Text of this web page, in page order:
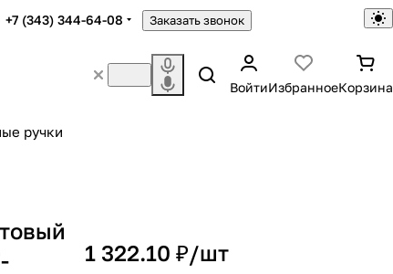
+7 (343) 344-64-08 Заказать звонок
ВойтиИзбранноеКорзина
ручки
1 322.10 ₽/шт